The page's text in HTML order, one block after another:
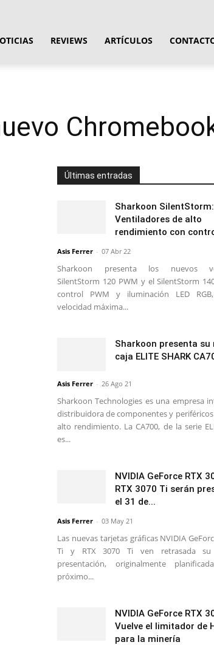
REVIEWS ARTÍCULOS
Últimas entradas
Sharkoon SilentStorm:
Ventiladores de alto
rendimiento con
Asis Ferrer - 07 Abr 22
Sharkoon presenta los nuevos
SilentStorm 120 PWM y el SilentStorm
control PWM y iluminación LED
velocidad máxima...
Sharkoon presenta su
caja ELITE SHARK
Asis Ferrer - 26 Ago 21
Sharkoon Technologies es una empresa
distribuidora de componentes y periféricos
alto rendimiento. La CA700, de la serie
es...
NVIDIA GeForce RTX
RTX 3070 Ti serán
el 31 de...
Asis Ferrer - 03 May 21
Las nuevas tarjetas gráficas NVIDIA
Ti y RTX 3070 Ti ven retrasada
presentación, originalmente
próximo...
NVIDIA GeForce RTX
Vuelve el limitador de
para la minería